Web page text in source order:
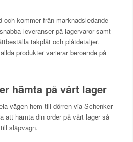
kommer från marknadsledande
leveranser på lagervaror samt
takplåt och plåtdetaljer.
produkter varierar beroende på
hämta på vårt lager
vägen hem till dörren via Schenker
att hämta din order på vårt lager så
släpvagn.